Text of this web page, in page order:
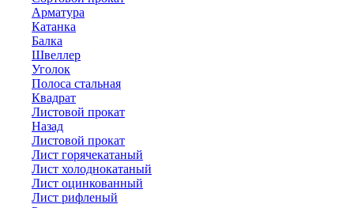
Арматура
Катанка
Балка
Швеллер
Уголок
Полоса стальная
Квадрат
Листовой прокат
Назад
Листовой прокат
Лист горячекатаный
Лист холоднокатаный
Лист оцинкованный
Лист рифленый